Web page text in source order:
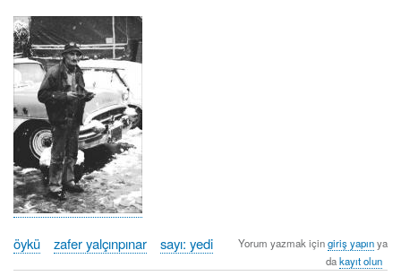
öykü zafer yalçınpınar sayı: yedi Yorum yazmak içingiriş yapınya
dakayıt olun